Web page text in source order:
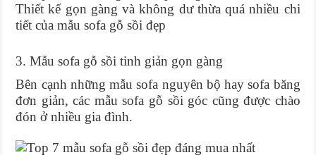
Thiết kế gọn gàng và không dư thừa quá nhiều chi
tiết của mẫu sofa gỗ sồi đẹp
3. Mẫu sofa gỗ sồi tinh giản gọn gàng
Bên cạnh những mẫu sofa nguyên bộ hay sofa băng
đơn giản, các mẫu sofa gỗ sồi góc cũng được chào
đón ở nhiều gia đình.